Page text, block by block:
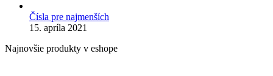
Čísla pre najmenších
15. apríla 2021
Najnovšie produkty v eshope